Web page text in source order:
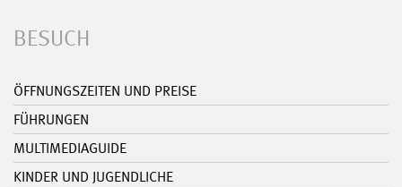
BESUCH
ÖFFNUNGSZEITEN UND PREISE
FÜHRUNGEN
MULTIMEDIAGUIDE
KINDER UND JUGENDLICHE